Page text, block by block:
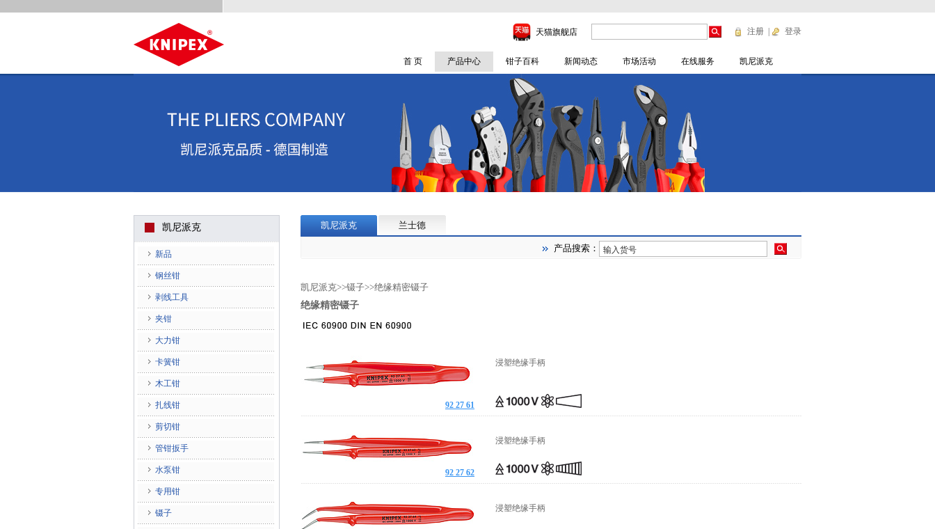
天猫旗舰店 注册 登录
首 页 产品中心 钳子百科 新闻动态 市场活动 在线服务 凯尼派克
凯尼派克
新品
钢丝钳
剥线工具
夹钳
大力钳
卡簧钳
木工钳
扎线钳
剪切钳
管钳扳手
水泵钳
专用钳
镊子
凯尼派克 兰士德
产品搜索：
凯尼派克>>镊子>>绝缘精密镊子
绝缘精密镊子
浸塑绝缘手柄
92 27 61
浸塑绝缘手柄
92 27 62
浸塑绝缘手柄